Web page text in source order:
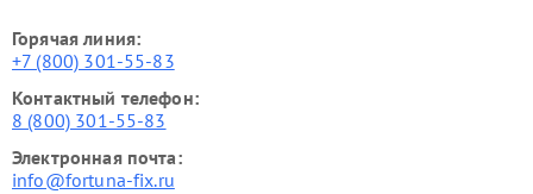
Горячая линия:
+7 (800) 301-55-83
Контактный телефон:
8 (800) 301-55-83
Электронная почта:
info@fortuna-fix.ru